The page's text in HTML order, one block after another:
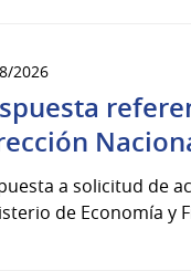
2026
a solicitud de
de Economía y